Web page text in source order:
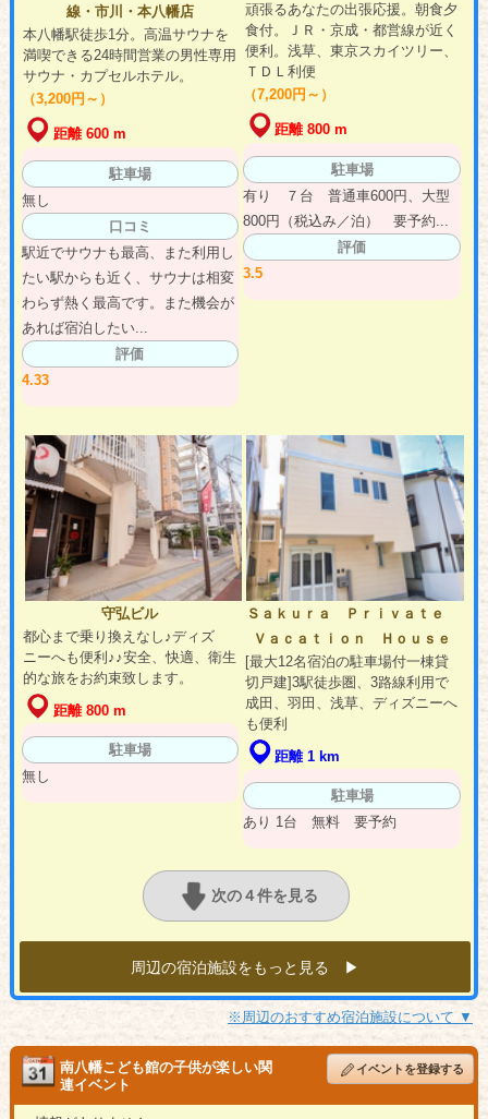
線・市川・本八幡店
本八幡駅徒歩1分。高温サウナを
満喫できる24時間営業の男性専用
サウナ・カプセルホテル。
（3,200円～）
距離 600 m
駐車場
無し
口コミ
駅近でサウナも最高、また利用し
たい駅からも近く、サウナは相変
わらず熱く最高です。また機会が
あれば宿泊したい...
評価
4.33
頑張るあなたの出張応援。朝食夕
食付。ＪＲ・京成・都営線が近く
便利。浅草、東京スカイツリー、
ＴＤＬ利便
（7,200円～）
距離 800 m
駐車場
有り ７台 普通車600円、大型
800円（税込み／泊） 要予約...
評価
3.5
守弘ビル
都心まで乗り換えなし♪ディズ
ニーへも便利♪♪安全、快適、衛生
的な旅をお約束致します。
距離 800 m
駐車場
無し
Ｓａｋｕｒａ Ｐｒｉｖａｔｅ
Ｖａｃａｔｉｏｎ Ｈｏｕｓｅ
[最大12名宿泊の駐車場付一棟貸
切戸建]3駅徒歩圏、3路線利用で
成田、羽田、浅草、ディズニーへ
も便利
距離 1 km
駐車場
あり 1台 無料 要予約
次の４件を見る
周辺の宿泊施設をもっと見る ▶︎
※周辺のおすすめ宿泊施設について ▼
南八幡こども館の子供が楽しい関
連イベント
イベントを登録する